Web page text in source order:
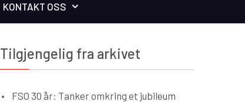
KONTAKT OSS
Tilgjengelig fra arkivet
FSO 30 år: Tanker omkring et jubileum